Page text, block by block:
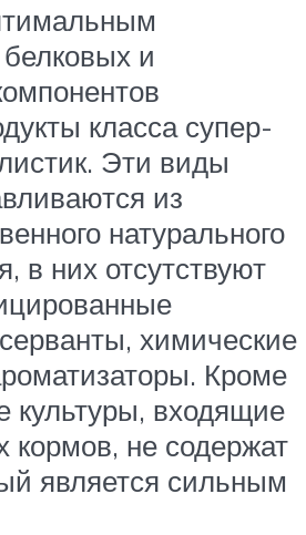
и
класса супер-
Эти виды
из
натурального
в них отсутствуют
химические
Кроме
культуры, входящие
кормов, не содержат
является сильным